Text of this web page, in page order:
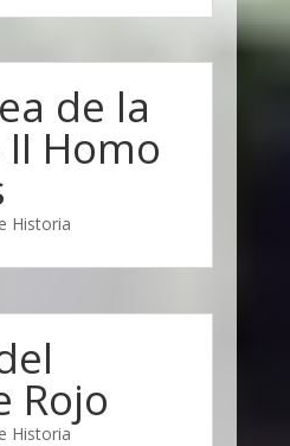
de la
II Homo
Historia
Rojo
Historia